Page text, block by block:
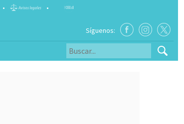
• •
Síguenos: